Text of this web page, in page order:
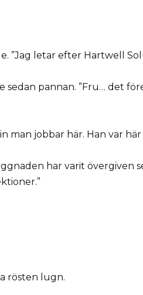
”Jag letar efter Hartwell
sedan pannan. ”Fru… det
man jobbar här. Han var här
har varit övergiven
rösten lugn.